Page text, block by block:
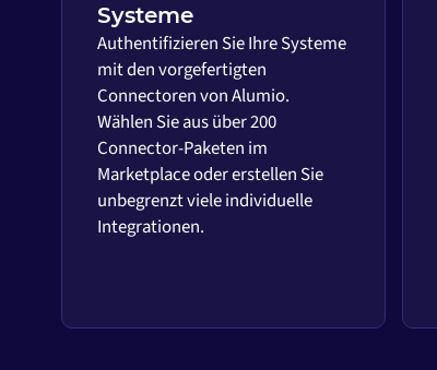
Systeme
Authentifizieren Sie Ihre Systeme
mit den vorgefertigten
Connectoren von Alumio.
Wählen Sie aus über 200
Connector-Paketen im
Marketplace oder erstellen Sie
unbegrenzt viele individuelle
Integrationen.